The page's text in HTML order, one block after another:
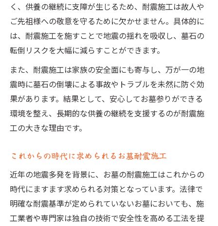
く、供養の継続に支障が生じるため、耐震施工は故人や
ご先祖様への敬意を守るために欠かせません。具体的に
は、耐震施工を施すことで地震の揺れを吸収し、墓石の
転倒リスクを大幅に減らすことができます。
また、耐震施工は家族の安全面にも寄与し、万が一の地
震時に墓石の倒壊による事故やトラブルを未然に防ぐ効
果があります。結果として、安心してお墓参りができる
環境を整え、長期的な供養の継続を支援するのが耐震施
工の大きな理由です。
これからの時代に求められるお墓耐震施工
近年の地震多発を背景に、お墓の耐震施工はこれからの
時代にますます求められる対策となっています。法律で
明確な耐震基準が定められていないお墓においても、施
工業者や専門家は独自の技術で安全性を高める工法を提